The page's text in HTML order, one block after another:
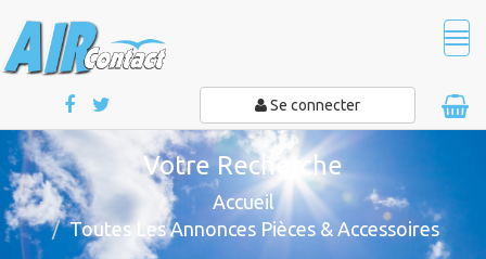
Se connecter
Votre Recherche
Accueil
Toutes Les Annonces Pièces & Accessoires